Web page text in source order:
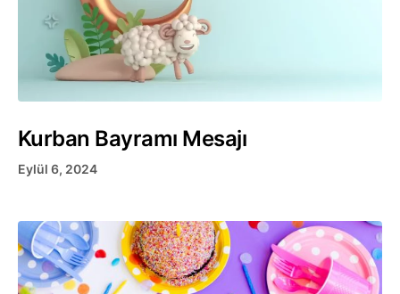
Kurban Bayramı Mesajı
Eylül 6, 2024